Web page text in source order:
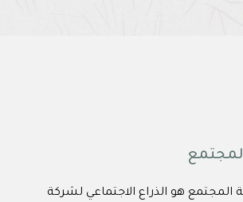
المجتمع هو الذراع الاجتماعي لشركة